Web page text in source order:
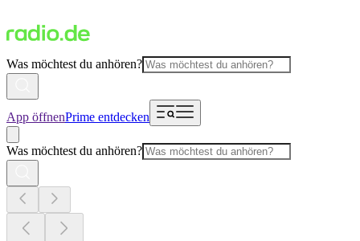
Was möchtest du anhören?
App öffnenPrime entdecken
Was möchtest du anhören?